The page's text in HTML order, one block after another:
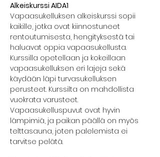
Alkeiskurssi AIDA1
Vapaasukelluksen alkeiskurssi sopii
kaikille, jotka ovat kiinnostuneet
rentoutumisesta, hengityksestä tai
haluavat oppia vapaasukellusta.
Kurssilla opetellaan ja kokeillaan
vapaasukelluksen eri lajeja sekä
käydään läpi turvasukelluksen
perusteet. Kurssilta on mahdollista
vuokrata varusteet.
Vapaasukelluspuvut ovat hyvin
lämpimiä, ja paikan päällä on myös
telttasauna, joten palelemista ei
tarvitse pelätä.